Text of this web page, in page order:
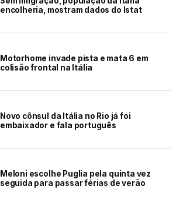
encolheria, mostram dados do Istat
Motorhome invade pista e mata 6 em
colisão frontal na Itália
Novo cônsul da Itália no Rio já foi
embaixador e fala português
Meloni escolhe Puglia pela quinta vez
seguida para passar férias de verão